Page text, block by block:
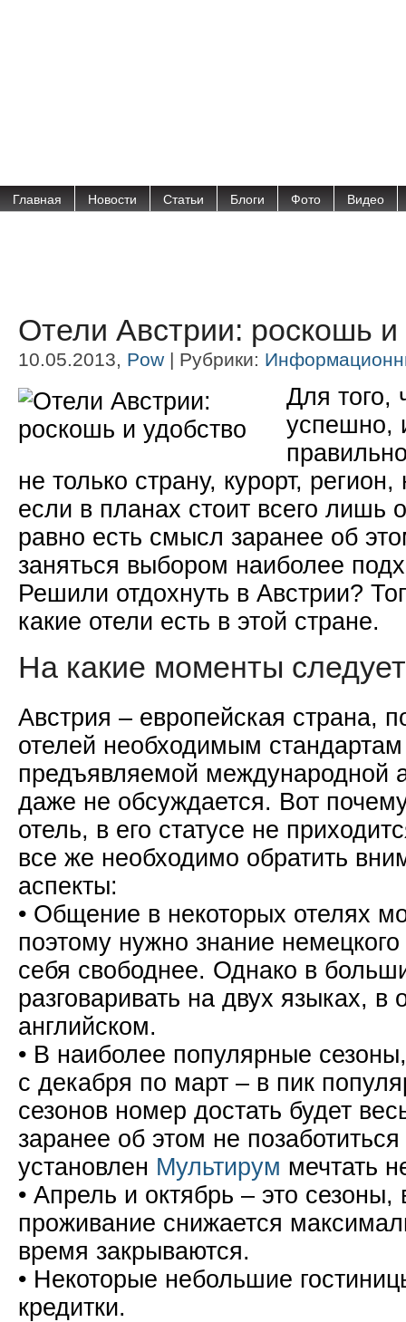
Главная Новости Статьи Блоги Фото Видео
Отели Австрии: роскошь и
10.05.2013, Pow | Рубрики:
Для того,
успешно,
не только страну, курорт,
если в планах стоит всего лишь
равно есть смысл заранее об
заняться выбором наиболее
Решили отдохнуть в Австрии?
какие отели есть в этой стране.
На какие моменты
Австрия – европейская страна,
отелей необходимым
предъявляемой международной
даже не обсуждается. Вот
отель, в его статусе не
все же необходимо обратить
аспекты:
• Общение в некоторых отелях
поэтому нужно знание
себя свободнее. Однако в
разговаривать на двух языках, в
английском.
• В наиболее популярные
с декабря по март – в пик
сезонов номер достать будет
заранее об этом не
установлен Мультирум мечтать
• Апрель и октябрь – это
проживание снижается
время закрываются.
• Некоторые небольшие
кредитки.